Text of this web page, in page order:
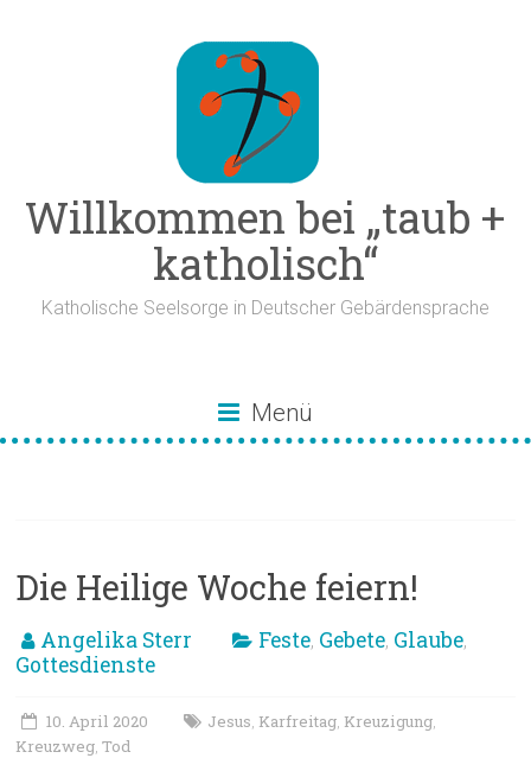
Willkommen bei „taub +
katholisch“
Katholische Seelsorge in Deutscher Gebärdensprache
Menü
Die Heilige Woche feiern!
Angelika Sterr Feste, Gebete, Glaube,
Gottesdienste
10. April 2020 Jesus, Karfreitag, Kreuzigung,
Kreuzweg,Tod